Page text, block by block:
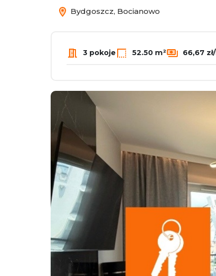
Bydgoszcz, Bocianowo
3 pokoje 52.50 m² 66,67